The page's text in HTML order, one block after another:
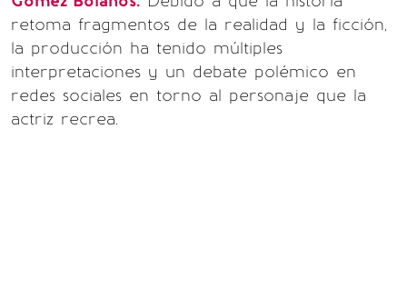
retoma fragmentos de la realidad y la ficción,
la producción ha tenido múltiples
interpretaciones y un debate polémico en
redes sociales en torno al personaje que la
actriz recrea.